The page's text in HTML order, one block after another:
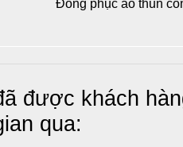
Đồng phục áo thun
được khách
qua: